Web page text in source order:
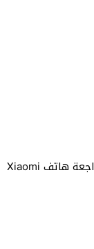
موديل جديد ضمن سلسلة A لهواتف شاومي والتي كسبت العديد من العملاء، معنا اليوم مراجعة هاتف Xiaomi